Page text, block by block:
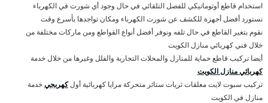
استخدام قاطع أوتوماتيكي للفصل التلقائي في حال وجود أي شورت في الكهرباء
نستورد أفضل أجهزة للكشف عن شورت الكهرباء ومكان تواجدها بأسرع وقت
نقوم بتغير القاطع في حال تلفه ونوفر أفضل أنواع القواطع ومن ماركات مختلفة من
خلال فني كهربائي منازل الكويت
أيضا تركيب قاطع حماية للمنازل والمحلات التجارية والفلل وغيرها من خلال خدمة
كهربائي منازل الكويت
تركيب سبوت لايت معلقات ثريات ستائر متحركة مرايا كهربائية أولكهربجيخدمة
منازل في الكويت